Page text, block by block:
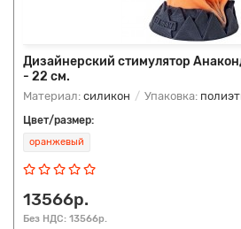
Дизайнерский стимулятор
- 22 см.
Материал: силикон Упаковка:
Цвет/размер:
оранжевый
13566р.
Без НДС: 13566р.